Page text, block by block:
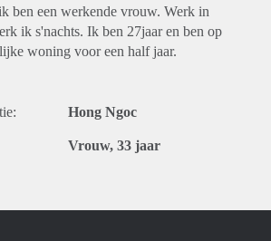
ben een werkende vrouw. Werk in
ik s'nachts. Ik ben 27jaar en ben op
woning voor een half jaar.
Hong Ngoc
Vrouw, 33 jaar